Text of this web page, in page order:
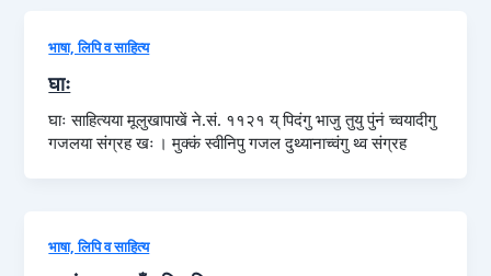
भाषा, लिपि व साहित्य
घाः
घाः साहित्यया मूलुखापाखें ने.सं. ११२१ य् पिदंगु भाजु तुयु पुंनं च्वयादीगु
गजलया संग्रह खः । मुक्कं स्वीनिपु गजल दुथ्यानाच्वंगु थ्व संग्रह
भाषा, लिपि व साहित्य